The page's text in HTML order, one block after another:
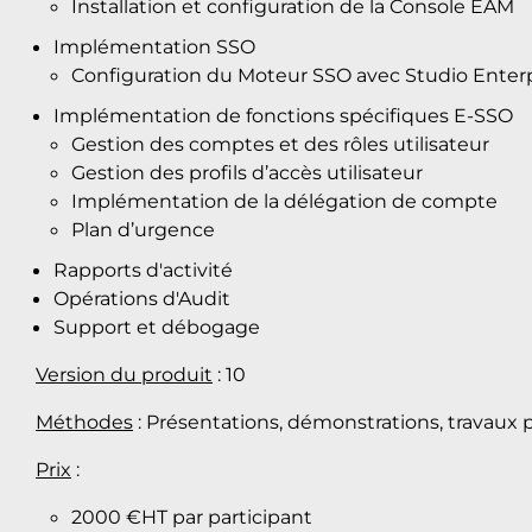
Installation et configuration de la Console EAM
Implémentation SSO
Configuration du Moteur SSO avec Studio
Implémentation de fonctions spécifiques E-SSO
Gestion des comptes et des rôles utilisateur
Gestion des profils d’accès utilisateur
Implémentation de la délégation de compte
Plan d’urgence
Rapports d'activité
Opérations d'Audit
Support et débogage
Version du produit : 10
Méthodes : Présentations, démonstrations, travaux
Prix :
2000 €HT par participant